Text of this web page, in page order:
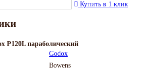
Купить в 1 клик
P120L параболический
Godox
Bowens